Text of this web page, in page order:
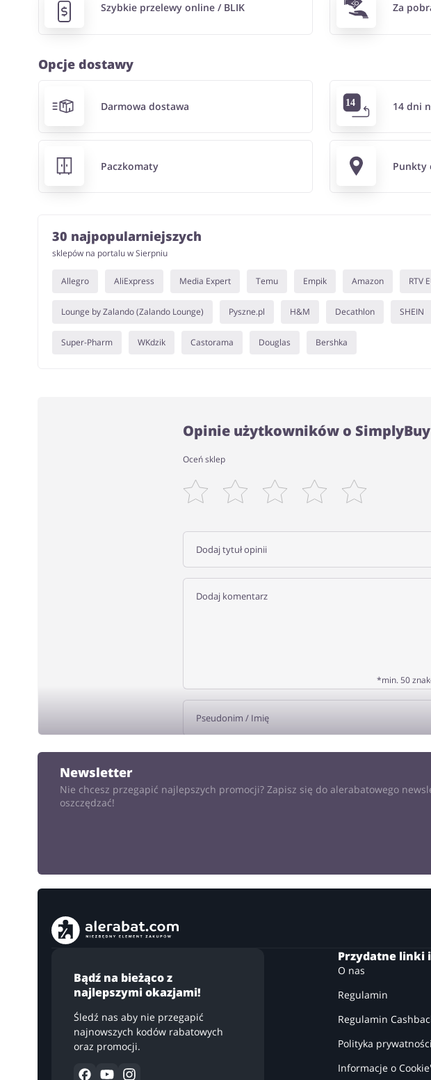
Szybkie przelewy online / BLIK Za
Opcje dostawy
Darmowa dostawa 14 dni
Paczkomaty Punkty
30 najpopularniejszych
sklepów na portalu w Sierpniu
Allegro AliExpress Media Expert Temu Empik Amazon RTV
Lounge by Zalando (Zalando Lounge) Pyszne.pl H&M Decathlon SHEIN
Super-Pharm WKdzik Castorama Douglas Bershka
Opinie użytkowników o SimplyBuy
Oceń sklep
*min. 50
Newsletter
Nie chcesz przegapić najlepszych promocji? Zapisz się do alerabatowego
oszczędzać!
Bądź na bieżąco z
najlepszymi okazjami!
Śledź nas aby nie przegapić
najnowszych kodów rabatowych
oraz promocji.
Przydatne linki
O nas
Regulamin
Regulamin
Polityka prywatności
Informacje o